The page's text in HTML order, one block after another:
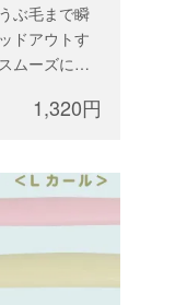
ぶ毛まで瞬
ドアウトす
ムーズに外
1,320円